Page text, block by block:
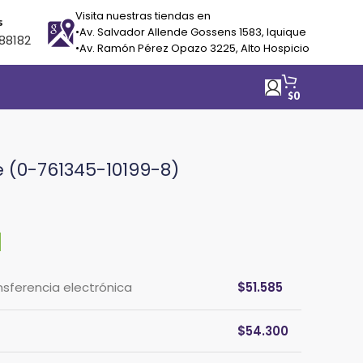
Visita nuestras tiendas en
•Av. Salvador Allende Gossens 1583, Iquique
•Av. Ramón Pérez Opazo 3225, Alto Hospicio
$0
(0-761345-10199-8)
electrónica $51.585
$54.300